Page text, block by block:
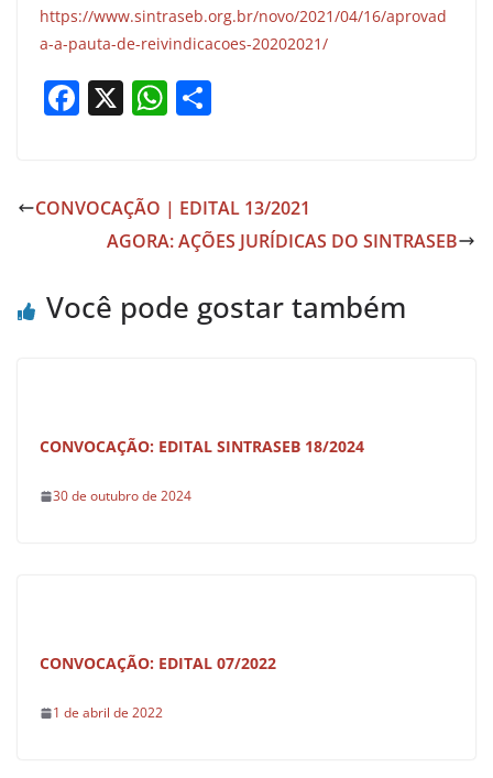
https://www.sintraseb.org.br/novo/2021/04/16/aprovad
a-a-pauta-de-reivindicacoes-20202021/
F
e
o
X W
s
A
p
e
CONVOCAÇÃO | EDITAL 13/2021
AGORA: AÇÕES JURÍDICAS DO SINTRASEB
Você pode gostar também
CONVOCAÇÃO: EDITAL SINTRASEB 18/2024
30 de outubro de 2024
CONVOCAÇÃO: EDITAL 07/2022
1 de abril de 2022